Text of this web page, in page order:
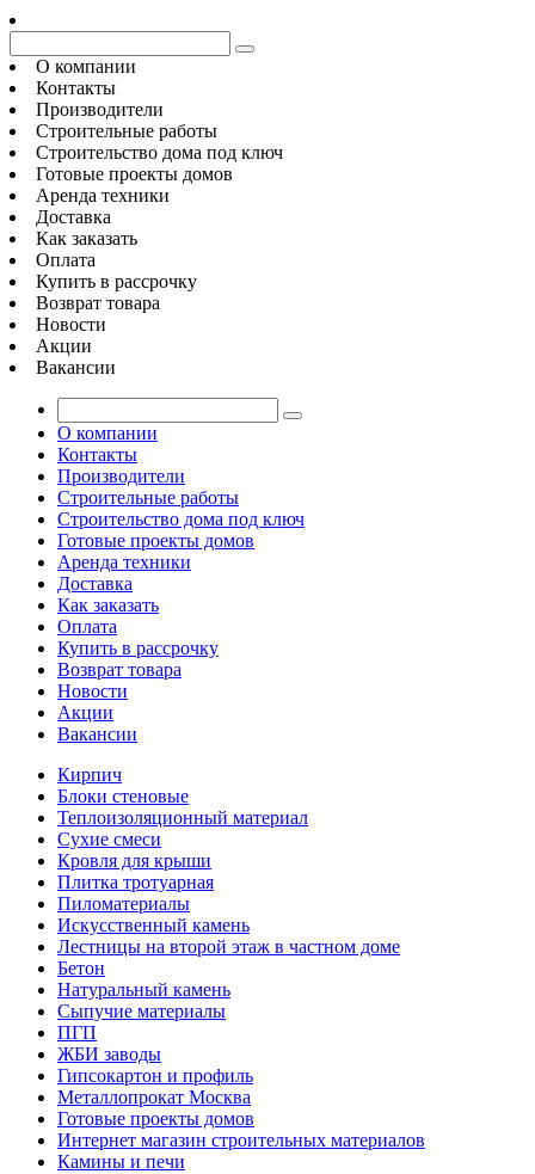
О компании
Контакты
Производители
Строительные работы
Строительство дома под ключ
Готовые проекты домов
Аренда техники
Доставка
Как заказать
Оплата
Купить в рассрочку
Возврат товара
Новости
Акции
Вакансии
О компании
Контакты
Производители
Строительные работы
Строительство дома под ключ
Готовые проекты домов
Аренда техники
Доставка
Как заказать
Оплата
Купить в рассрочку
Возврат товара
Новости
Акции
Вакансии
Кирпич
Блоки стеновые
Теплоизоляционный материал
Сухие смеси
Кровля для крыши
Плитка тротуарная
Пиломатериалы
Искусственный камень
Лестницы на второй этаж в частном доме
Бетон
Натуральный камень
Сыпучие материалы
ПГП
ЖБИ заводы
Гипсокартон и профиль
Металлопрокат Москва
Готовые проекты домов
Интернет магазин строительных материалов
Камины и печи